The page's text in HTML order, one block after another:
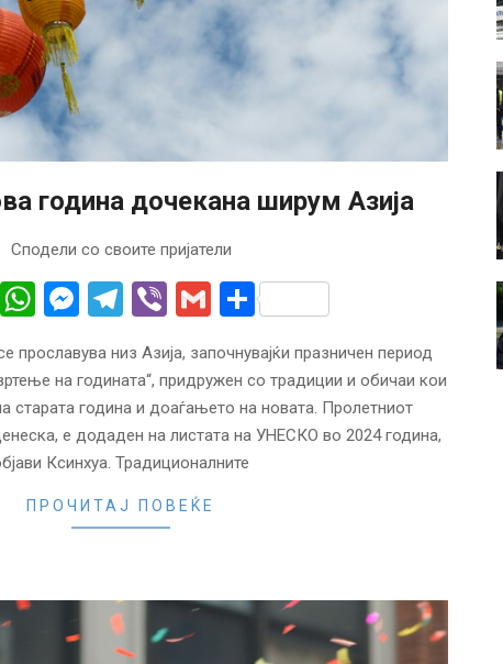
година дочекана ширум Азија
Сподели со своите пријатели
Twitter
WhatsApp
Messenger
Telegram
ViberGmailShare
прославува низ Азија, започнувајќи празничен период
на годината“, придружен со традиции и обичаи кои
старата година и доаѓањето на новата. Пролетниот
е додаден на листата на УНЕСКО во 2024 година,
Ксинхуа. Традиционалните
ПРОЧИТАЈ ПОВЕЌЕ